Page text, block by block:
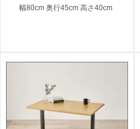
幅80cm 奥行45cm 高さ40cm